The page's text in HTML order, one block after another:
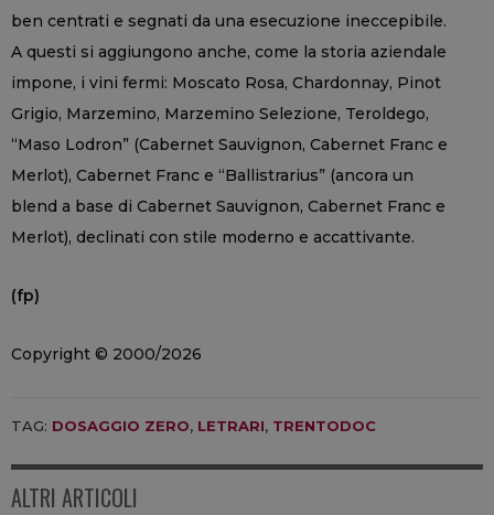
ben centrati e segnati da una esecuzione ineccepibile.
A questi si aggiungono anche, come la storia aziendale
impone, i vini fermi: Moscato Rosa, Chardonnay, Pinot
Grigio, Marzemino, Marzemino Selezione, Teroldego,
“Maso Lodron” (Cabernet Sauvignon, Cabernet Franc e
Merlot), Cabernet Franc e “Ballistrarius” (ancora un
blend a base di Cabernet Sauvignon, Cabernet Franc e
Merlot), declinati con stile moderno e accattivante.
(fp)
Copyright © 2000/2026
TAG: DOSAGGIO ZERO, LETRARI, TRENTODOC
ALTRI ARTICOLI